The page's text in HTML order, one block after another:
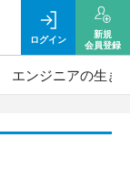
ログイン
新規
会員登録
エンジニアの生き